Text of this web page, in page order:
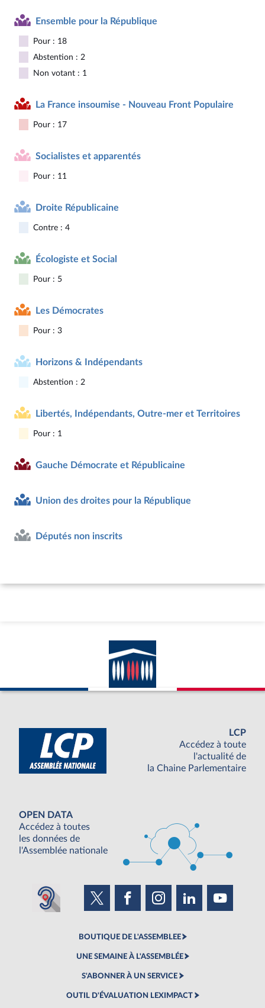
Ensemble pour la République
Pour : 18
Abstention : 2
Non votant : 1
La France insoumise - Nouveau Front Populaire
Pour : 17
Socialistes et apparentés
Pour : 11
Droite Républicaine
Contre : 4
Écologiste et Social
Pour : 5
Les Démocrates
Pour : 3
Horizons & Indépendants
Abstention : 2
Libertés, Indépendants, Outre-mer et Territoires
Pour : 1
Gauche Démocrate et Républicaine
Union des droites pour la République
Députés non inscrits
LCP
Accédez à toute
l'actualité de
la Chaine Parlementaire
OPEN DATA
Accédez à toutes
les données de
l'Assemblée nationale
BOUTIQUE DE L'ASSEMBLEE
UNE SEMAINE À L'ASSEMBLÉE
S'ABONNER À UN SERVICE
OUTIL D'ÉVALUATION LEXIMPACT